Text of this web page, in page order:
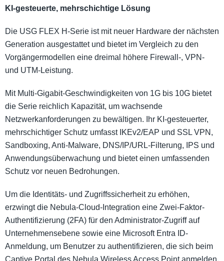
KI-gesteuerte, mehrschichtige Lösung
Die USG FLEX H-Serie ist mit neuer Hardware der nächsten
Generation ausgestattet und bietet im Vergleich zu den
Vorgängermodellen eine dreimal höhere Firewall-, VPN-
und UTM-Leistung.
Mit Multi-Gigabit-Geschwindigkeiten von 1G bis 10G bietet
die Serie reichlich Kapazität, um wachsende
Netzwerkanforderungen zu bewältigen. Ihr KI-gesteuerter,
mehrschichtiger Schutz umfasst IKEv2/EAP und SSL VPN,
Sandboxing, Anti-Malware, DNS/IP/URL-Filterung, IPS und
Anwendungsüberwachung und bietet einen umfassenden
Schutz vor neuen Bedrohungen.
Um die Identitäts- und Zugriffssicherheit zu erhöhen,
erzwingt die Nebula-Cloud-Integration eine Zwei-Faktor-
Authentifizierung (2FA) für den Administrator-Zugriff auf
Unternehmensebene sowie eine Microsoft Entra ID-
Anmeldung, um Benutzer zu authentifizieren, die sich beim